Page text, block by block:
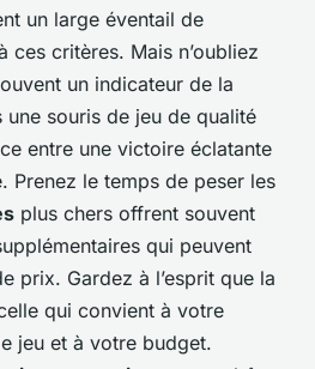
un large éventail de
ces critères. Mais n’oubliez
un indicateur de la
souris de jeu de qualité
entre une victoire éclatante
Prenez le temps de peser les
plus chers offrent souvent
qui peuvent
prix. Gardez à l’esprit que la
qui convient à votre
jeu et à votre budget.